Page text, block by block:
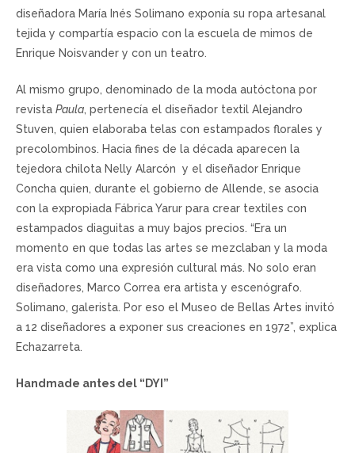
diseñadora María Inés Solimano exponía su ropa artesanal
tejida y compartía espacio con la escuela de mimos de
Enrique Noisvander y con un teatro.
Al mismo grupo, denominado de la moda autóctona por
revista Paula, pertenecía el diseñador textil Alejandro
Stuven, quien elaboraba telas con estampados florales y
precolombinos. Hacia fines de la década aparecen la
tejedora chilota Nelly Alarcón y el diseñador Enrique
Concha quien, durante el gobierno de Allende, se asocia
con la expropiada Fábrica Yarur para crear textiles con
estampados diaguitas a muy bajos precios. “Era un
momento en que todas las artes se mezclaban y la moda
era vista como una expresión cultural más. No solo eran
diseñadores, Marco Correa era artista y escenógrafo.
Solimano, galerista. Por eso el Museo de Bellas Artes invitó
a 12 diseñadores a exponer sus creaciones en 1972”, explica
Echazarreta.
Handmade antes del “DYI”